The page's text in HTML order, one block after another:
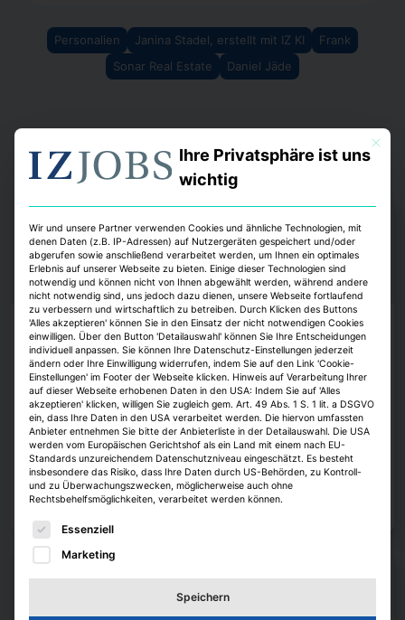
Personalien Janina Stadel, erstellt mit IZ KI
Frank
Sonar Real Estate
Daniel Jäde
Köpfe
Thomas Hobohm leitet die Münchner
Umbauagentur
Jobwechsel im Münchner Planungsreferat. Der bisherige
Wohnungsbaumanager der Stadt, Thomas Hobohm, wird künftig die
Umbauagentur der Landeshauptstadt leiten. Das bestätigte Münchens
Oberbürgermeister Dominik Krause.
Alexander Heintze 7. August 2026
Mit
Ihre Privatsphäre ist uns
wichtig
Wir und unsere Partner verwenden Cookies und ähnliche Technologien, mit
denen Daten (z.B. IP-Adressen) auf Nutzergeräten gespeichert und/oder
abgerufen sowie anschließend verarbeitet werden, um Ihnen ein optimales
Erlebnis auf unserer Webseite zu bieten. Einige dieser Technologien sind
notwendig und können nicht von Ihnen abgewählt werden, während andere
nicht notwendig sind, uns jedoch dazu dienen, unsere Webseite fortlaufend
zu verbessern und wirtschaftlich zu betreiben. Durch Klicken des Buttons
'Alles akzeptieren' können Sie in den Einsatz der nicht notwendigen Cookies
einwilligen. Über den Button 'Detailauswahl' können Sie Ihre Entscheidungen
individuell anpassen. Sie können Ihre Datenschutz-Einstellungen jederzeit
ändern oder Ihre Einwilligung widerrufen, indem Sie auf den Link 'Cookie-
Einstellungen' im Footer der Webseite klicken. Hinweis auf Verarbeitung Ihrer
auf dieser Webseite erhobenen Daten in den USA: Indem Sie auf 'Alles
akzeptieren' klicken, willigen Sie zugleich gem. Art. 49 Abs. 1 S. 1 lit. a DSGVO
ein, dass Ihre Daten in den USA verarbeitet werden. Die hiervon umfassten
Anbieter entnehmen Sie bitte der Anbieterliste in der Detailauswahl. Die USA
werden vom Europäischen Gerichtshof als ein Land mit einem nach EU-
Standards unzureichendem Datenschutzniveau eingeschätzt. Es besteht
insbesondere das Risiko, dass Ihre Daten durch US-Behörden, zu Kontroll-
und zu Überwachungszwecken, möglicherweise auch ohne
Rechtsbehelfsmöglichkeiten, verarbeitet werden können.
Es folgt eine Liste der Service-Gruppen, für die eine
Essenziell
Marketing
Speichern